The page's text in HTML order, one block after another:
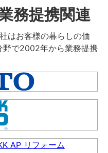
務提携関連
はお客様の暮らしの価
野で2002年から業務提携